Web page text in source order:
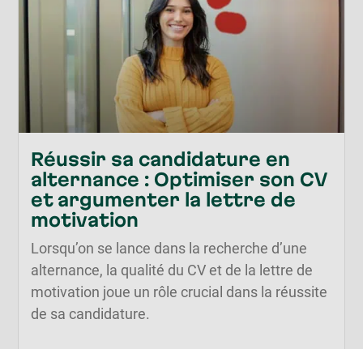
Réussir sa candidature en
alternance : Optimiser son CV
et argumenter la lettre de
motivation
Lorsqu’on se lance dans la recherche d’une
alternance, la qualité du CV et de la lettre de
motivation joue un rôle crucial dans la réussite
de sa candidature.